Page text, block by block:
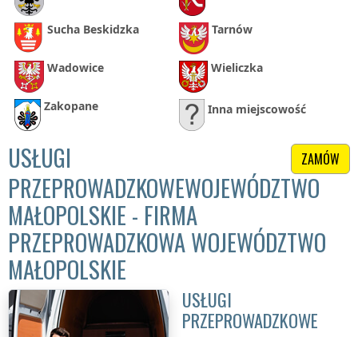
Sucha Beskidzka Tarnów
Wadowice Wieliczka
Zakopane Inna miejscowość
ZAMÓW
USŁUGI
PRZEPROWADZKOWEWOJEWÓDZTWO
MAŁOPOLSKIE - FIRMA
PRZEPROWADZKOWA WOJEWÓDZTWO
MAŁOPOLSKIE
USŁUGI
PRZEPROWADZKOWE